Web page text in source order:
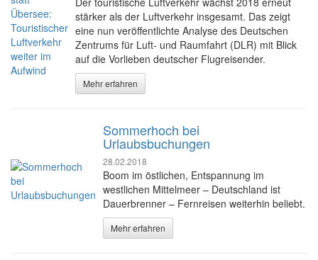
stärker als der Luftverkehr insgesamt. Das zeigt
eine nun veröffentlichte Analyse des Deutschen
Zentrums für Luft- und Raumfahrt (DLR) mit Blick
auf die Vorlieben deutscher Flugreisender.
Mehr erfahren
Sommerhoch bei
Urlaubsbuchungen
28.02.2018
Boom im östlichen, Entspannung im
westlichen Mittelmeer – Deutschland ist
Dauerbrenner – Fernreisen weiterhin beliebt.
Mehr erfahren